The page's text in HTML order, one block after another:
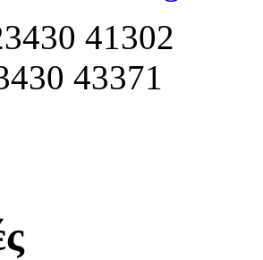
41302
43371